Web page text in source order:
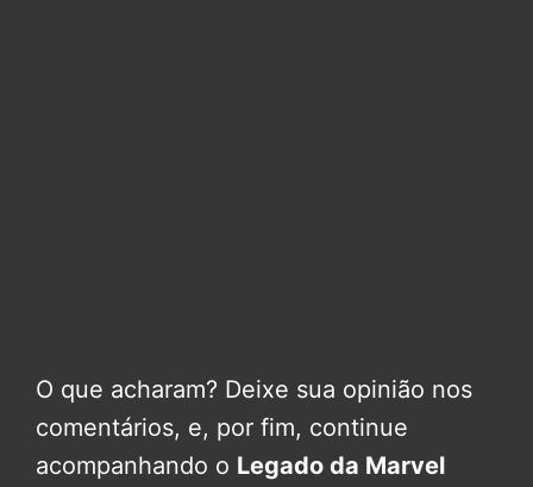
O que acharam? Deixe sua opinião nos
comentários, e, por fim, continue
acompanhando o Legado da Marvel